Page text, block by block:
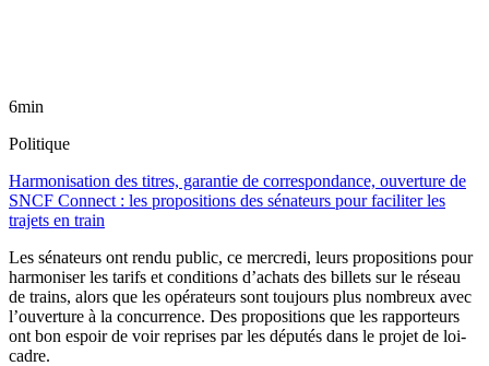
6min
Politique
Harmonisation des titres, garantie de correspondance, ouverture de
SNCF Connect : les propositions des sénateurs pour faciliter les
trajets en train
Les sénateurs ont rendu public, ce mercredi, leurs propositions pour
harmoniser les tarifs et conditions d’achats des billets sur le réseau
de trains, alors que les opérateurs sont toujours plus nombreux avec
l’ouverture à la concurrence. Des propositions que les rapporteurs
ont bon espoir de voir reprises par les députés dans le projet de loi-
cadre.